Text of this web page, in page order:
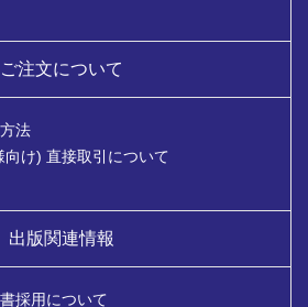
ご注文について
法
向け) 直接取引について
出版関連情報
採用について